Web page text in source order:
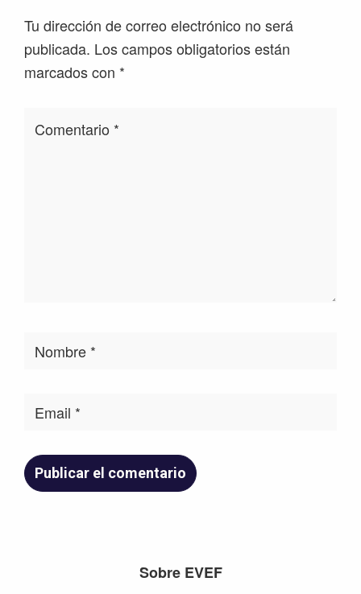
los
lectores
Tu dirección de correo electrónico no será
publicada. Los campos obligatorios están
marcados con *
Sobre EVEF